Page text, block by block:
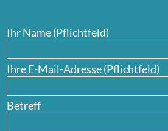
Ihr Name (Pflichtfeld)
Ihre E-Mail-Adresse (Pflichtfeld)
Betreff